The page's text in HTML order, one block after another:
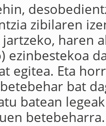
zibilaren
haren
ezinbestekoa
egitea. Eta
bat
batean
betebeharra.